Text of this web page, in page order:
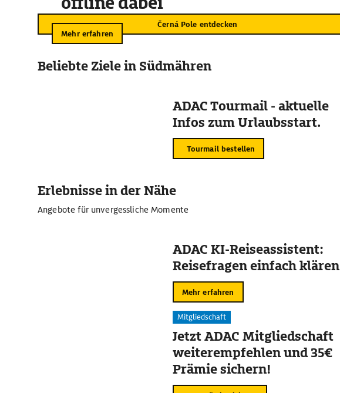
Černá Pole entdecken
Mehr erfahren
Beliebte Ziele in Südmähren
ADAC Tourmail - aktuelle
Infos zum Urlaubsstart.
Tourmail bestellen
Erlebnisse in der Nähe
Angebote für unvergessliche Momente
ADAC KI-Reiseassistent:
Reisefragen einfach klären
Mehr erfahren
Mitgliedschaft
Jetzt ADAC Mitgliedschaft
weiterempfehlen und 35€
Prämie sichern!